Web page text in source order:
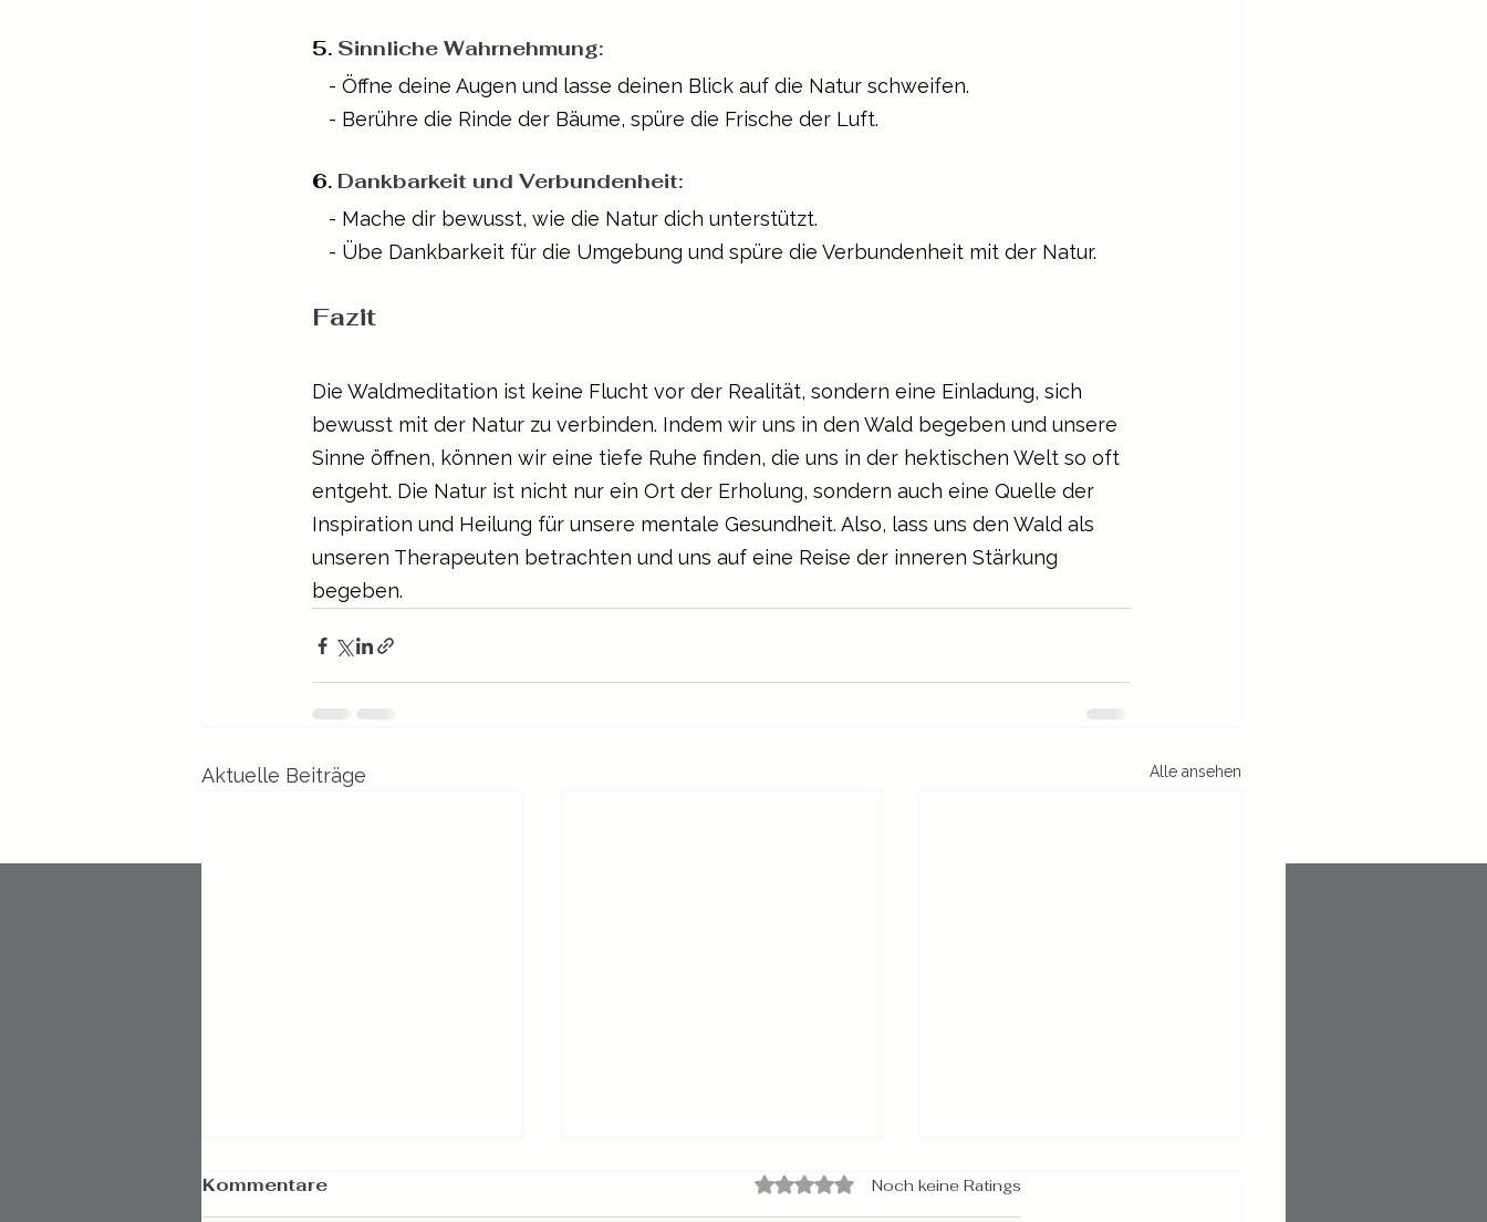
5. Sinnliche Wahrnehmung:
- Öffne deine Augen und lasse deinen Blick auf die Natur schweifen.
- Berühre die Rinde der Bäume, spüre die Frische der Luft.
6. Dankbarkeit und Verbundenheit:
- Mache dir bewusst, wie die Natur dich unterstützt.
- Übe Dankbarkeit für die Umgebung und spüre die Verbundenheit mit der Natur.
Fazit
Die Waldmeditation ist keine Flucht vor der Realität, sondern eine Einladung, sich
bewusst mit der Natur zu verbinden. Indem wir uns in den Wald begeben und unsere
Sinne öffnen, können wir eine tiefe Ruhe finden, die uns in der hektischen Welt so oft
entgeht. Die Natur ist nicht nur ein Ort der Erholung, sondern auch eine Quelle der
Inspiration und Heilung für unsere mentale Gesundheit. Also, lass uns den Wald als
unseren Therapeuten betrachten und uns auf eine Reise der inneren Stärkung
begeben.
Aktuelle Beiträge Alle ansehen
Kommentare Mit 0 von 5 Sternen bewertet.
Noch keine Ratings